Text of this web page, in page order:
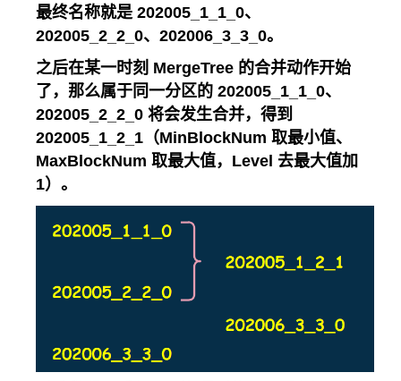
最终名称就是 202005_1_1_0、
202005_2_2_0、202006_3_3_0。
之后在某一时刻 MergeTree 的合并动作开始
了，那么属于同一分区的 202005_1_1_0、
202005_2_2_0 将会发生合并，得到
202005_1_2_1（MinBlockNum 取最小值、
MaxBlockNum 取最大值，Level 去最大值加
1）。